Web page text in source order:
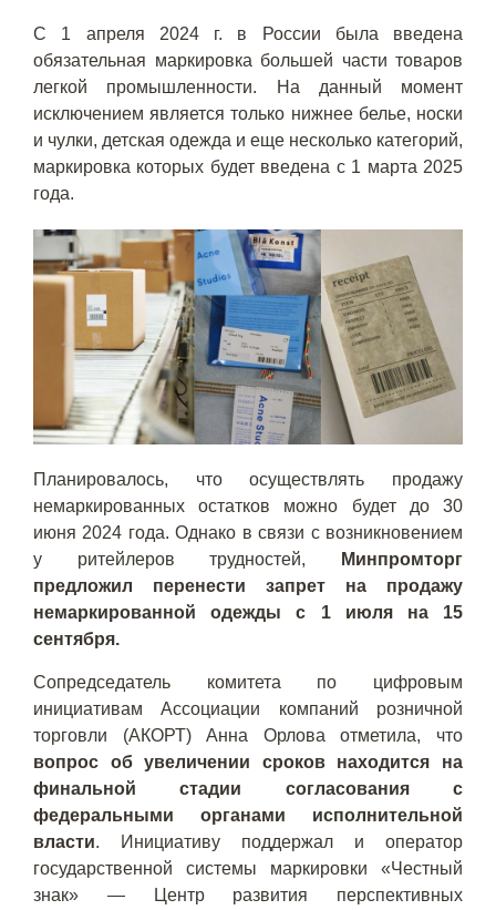
С 1 апреля 2024 г. в России была введена
обязательная маркировка большей части товаров
легкой промышленности. На данный момент
исключением является только нижнее белье, носки
и чулки, детская одежда и еще несколько категорий,
маркировка которых будет введена с 1 марта 2025
года.
Планировалось, что осуществлять продажу
немаркированных остатков можно будет до 30
июня 2024 года. Однако в связи с возникновением
у ритейлеров трудностей,
Минпромторг
предложил перенести запрет на продажу
немаркированной одежды с 1 июля на 15
сентября.
Сопредседатель комитета по цифровым
инициативам Ассоциации компаний розничной
торговли (АКОРТ) Анна Орлова отметила, что
вопрос об увеличении сроков находится на
финальной стадии согласования с
федеральными органами исполнительной
власти. Инициативу поддержал и оператор
государственной системы маркировки «Честный
знак» — Центр развития перспективных